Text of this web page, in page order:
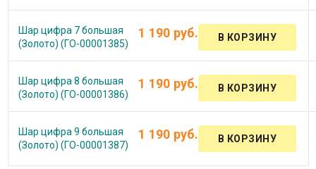
Шар цифра 7 большая
(Золото) (ГО-00001385)
1 190 руб.
Шар цифра 8 большая
(Золото) (ГО-00001386)
1 190 руб.
Шар цифра 9 большая
(Золото) (ГО-00001387)
1 190 руб.